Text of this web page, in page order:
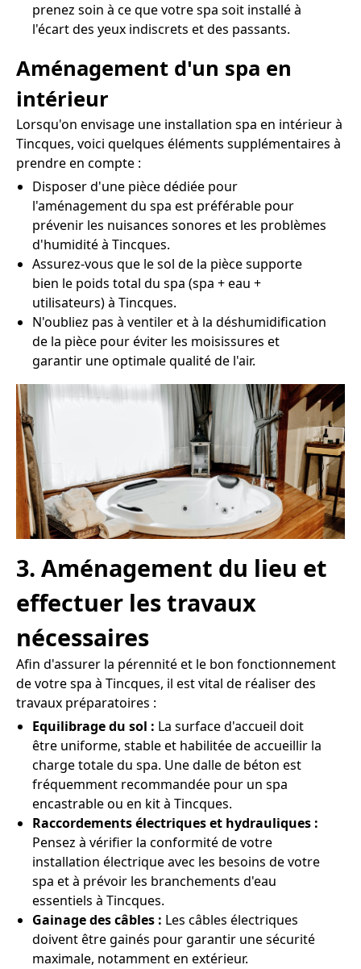
prenez soin à ce que votre spa soit installé à
l'écart des yeux indiscrets et des passants.
Aménagement d'un spa en
intérieur
Lorsqu'on envisage une installation spa en intérieur à
Tincques, voici quelques éléments supplémentaires à
prendre en compte :
Disposer d'une pièce dédiée pour
l'aménagement du spa est préférable pour
prévenir les nuisances sonores et les problèmes
d'humidité à Tincques.
Assurez-vous que le sol de la pièce supporte
bien le poids total du spa (spa + eau +
utilisateurs) à Tincques.
N'oubliez pas à ventiler et à la déshumidification
de la pièce pour éviter les moisissures et
garantir une optimale qualité de l'air.
3. Aménagement du lieu et
effectuer les travaux
nécessaires
Afin d'assurer la pérennité et le bon fonctionnement
de votre spa à Tincques, il est vital de réaliser des
travaux préparatoires :
Equilibrage du sol : La surface d'accueil doit
être uniforme, stable et habilitée de accueillir la
charge totale du spa. Une dalle de béton est
fréquemment recommandée pour un spa
encastrable ou en kit à Tincques.
Raccordements électriques et hydrauliques :
Pensez à vérifier la conformité de votre
installation électrique avec les besoins de votre
spa et à prévoir les branchements d'eau
essentiels à Tincques.
Gainage des câbles : Les câbles électriques
doivent être gainés pour garantir une sécurité
maximale, notamment en extérieur.